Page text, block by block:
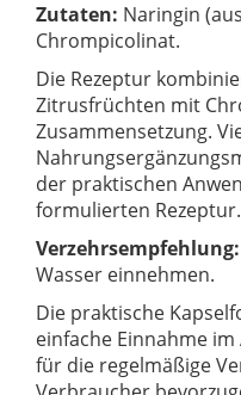
Zutaten: Naringin
Chrompicolinat.
Die Rezeptur
Zitrusfrüchten mit
Zusammensetzung.
der praktischen
formulierten Rezeptur.
Verzehrsempfehlung:
Wasser einnehmen.
Die praktische
einfache Einnahme
für die regelmäßige